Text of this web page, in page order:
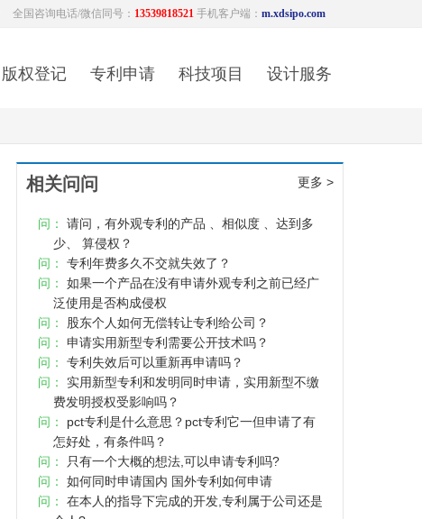
全国咨询电话/微信同号： 13539818521 手机客户端： m.xdsipo.com
设计服务
科技项目
专利申请
版权登记
相关问问 更多 >
问：
请问，有外观专利的产品 、相似度 、达到多
少、 算侵权？
问：
专利年费多久不交就失效了？
问：
如果一个产品在没有申请外观专利之前已经广
泛使用是否构成侵权
问：
股东个人如何无偿转让专利给公司？
问：
申请实用新型专利需要公开技术吗？
问：
专利失效后可以重新再申请吗？
问：
实用新型专利和发明同时申请，实用新型不缴
费发明授权受影响吗？
问：
pct专利是什么意思？pct专利它一但申请了有
怎好处，有条件吗？
问：
只有一个大概的想法,可以申请专利吗?
问：
如何同时申请国内 国外专利如何申请
问：
在本人的指导下完成的开发,专利属于公司还是